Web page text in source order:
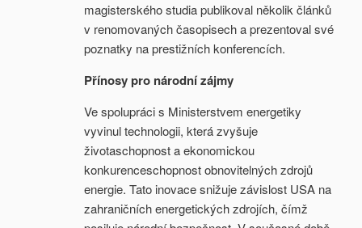
magisterského studia publikoval několik článků
v renomovaných časopisech a prezentoval své
poznatky na prestižních konferencích.
Přínosy pro národní zájmy
Ve spolupráci s Ministerstvem energetiky
vyvinul technologii, která zvyšuje
životaschopnost a ekonomickou
konkurenceschopnost obnovitelných zdrojů
energie. Tato inovace snižuje závislost USA na
zahraničních energetických zdrojích, čímž